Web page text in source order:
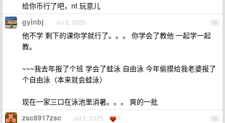
给你币行了吧，nt 玩意儿
95
gyinbj Jul 2, 2025
他不学 剩下的课你学就行了。。。 你学会了教他 一起学一起
教。
~~~我去年报了个班 学会了蛙泳 自由泳 今年偷摸给我老婆报了
个自由泳（本来就会蛙泳）
现在一家三口在泳池里消暑。。。 爽的一批
96
zsc8917zsc Jul 2, 2025 1